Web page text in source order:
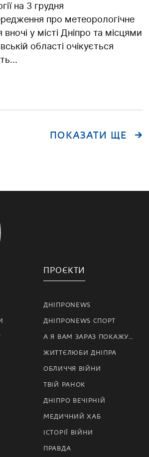
на 3 грудня
про метеорологічне
у місті Дніпро та місцями
області очікується
ПОКАЗАТИ ЩЕ
ПРОЄКТИ
ДНІПРОNEWS
ДНІПРОNEWS СПОРТ
А Я ВАМ ЗАРАЗ ПОКАЖУ…
ЖИТТЄЛЮБИ ДНІПРА
ОБЛИЧЧЯ ВІЙНИ
ТВІЙ РАНОК
ДНІПРО ВЕЧІРНІЙ
МЕДИЧНИЙ ХАБ
ІСТОРІЇ ВІЙНИ
ПРАВДА